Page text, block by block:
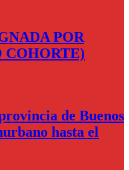
POR
COHORTE)
de Buenos
hasta el